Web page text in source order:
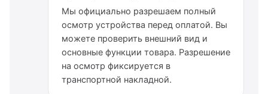
Мы официально разрешаем полный
осмотр устройства перед оплатой. Вы
можете проверить внешний вид и
основные функции товара. Разрешение
на осмотр фиксируется в
транспортной накладной.